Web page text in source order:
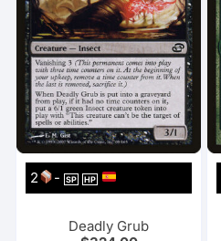
2 -SP HP
Deadly Grub